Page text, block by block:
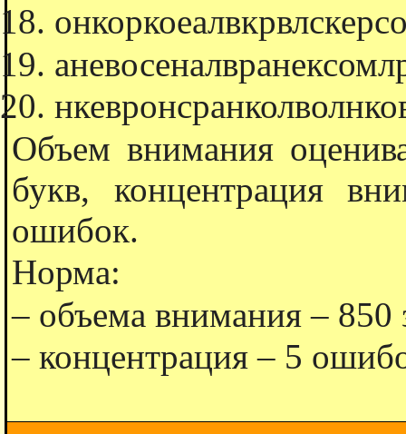
Объем внимания
букв, концентрация
ошибок.
Норма:
– объема внимания – 850
– концентрация – 5